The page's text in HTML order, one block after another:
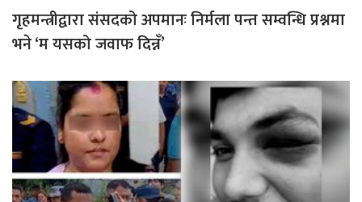
गृहमन्त्रीद्वारा संसदको अपमानः निर्मला पन्त सम्वन्धि प्रश्नमा
भने ‘म यसको जवाफ दिन्नँ’